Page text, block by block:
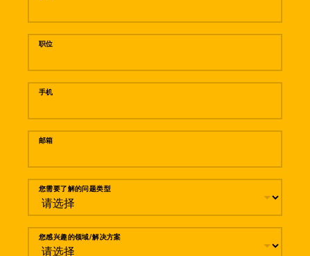
职位
手机
邮箱
您需要了解的问题类型
您感兴趣的领域/解决方案